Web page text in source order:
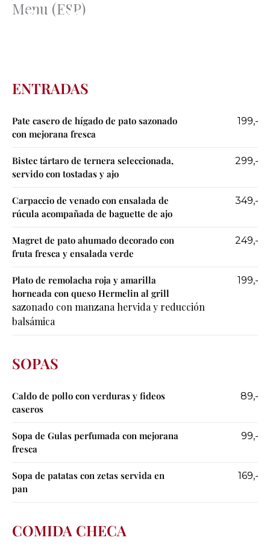
Přeskočit
Menu (ESP)
ENTRADAS
Pate casero de hígado de pato sazonado
con mejorana fresca
199,-
Bistec tártaro de ternera seleccionada,
servido con tostadas y ajo
299,-
Carpaccio de venado con ensalada de
rúcula acompañada de baguette de ajo
349,-
Magret de pato ahumado decorado con
fruta fresca y ensalada verde
249,-
Plato de remolacha roja y amarilla
horneada con queso Hermelin al grill
199,-
sazonado con manzana hervida y reducción
balsámica
SOPAS
Caldo de pollo con verduras y fideos
caseros
89,-
Sopa de Gulas perfumada con mejorana
fresca
99,-
Sopa de patatas con zetas servida en
pan
169,-
COMIDA CHECA